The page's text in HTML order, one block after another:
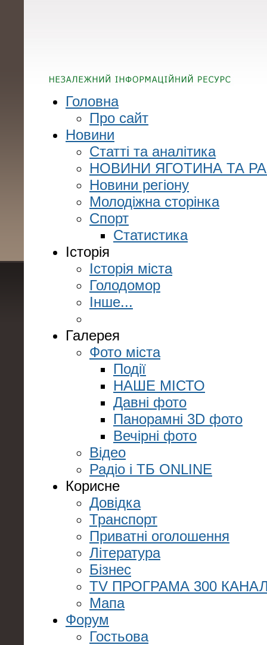
Головна
Про сайт
Новини
Статті та аналітика
НОВИНИ ЯГОТИНА ТА
Новини регіону
Молодіжна сторінка
Спорт
Статистика
Історія
Історія міста
Голодомор
Інше...
Галерея
Фото міста
Події
НАШЕ МІСТО
Давні фото
Панорамні 3D фото
Вечірні фото
Відео
Радіо і ТБ ONLINE
Корисне
Довідка
Транспорт
Приватні оголошення
Література
Бізнес
TV ПРОГРАМА 300
Мапа
Форум
Гостьова